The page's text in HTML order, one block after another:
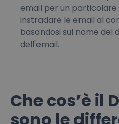
email per un particolare
instradare le email al
basandosi sul nome del
dell'email.
Che cos’è il